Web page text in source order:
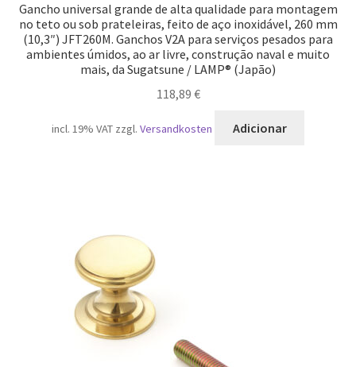
Gancho universal grande de alta qualidade para montagem
no teto ou sob prateleiras, feito de aço inoxidável, 260 mm
(10,3″) JFT260M. Ganchos V2A para serviços pesados para
ambientes úmidos, ao ar livre, construção naval e muito
mais, da Sugatsune / LAMP® (Japão)
118,89 €
incl. 19% VAT zzgl. Versandkosten Adicionar